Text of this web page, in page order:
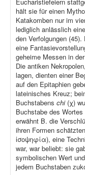
hält sie für einen
Katakomben nur im
lediglich anlässlich
den Verfolgungen
eine
geheime Messen in
Die antiken
lagen, dienten einer
auf den Epitaphien
lateinisches Kreuz;
Buchstabens chi (χ)
Buchstabe des
erwähnt B. die
ihren Formen
ἰσοψηφία), eine
war, war beliebt: sie
symbolischen Wert
jedem Buchstaben